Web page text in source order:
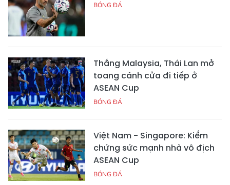
BÓNG ĐÁ
Thắng Malaysia, Thái Lan mở
toang cánh cửa đi tiếp ở
ASEAN Cup
BÓNG ĐÁ
Việt Nam - Singapore: Kiểm
chứng sức mạnh nhà vô địch
ASEAN Cup
BÓNG ĐÁ